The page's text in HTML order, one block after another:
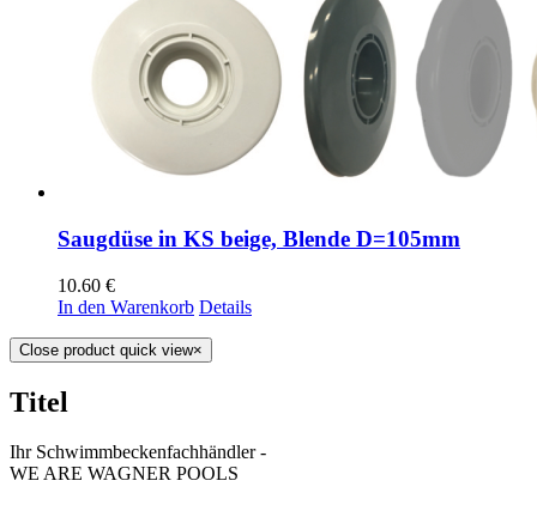
Saugdüse in KS beige, Blende D=105mm
10.60 €
In den Warenkorb Details
Close product quick view×
Titel
Ihr Schwimmbeckenfachhändler -
WE ARE WAGNER POOLS